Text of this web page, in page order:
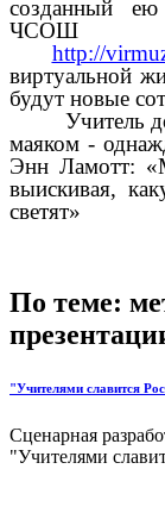
созданный
ЧСОШ
http://
виртуальной
будут новые
Учитель
маяком -
Энн Ламотт:
выискивая,
светят»
По теме:
"Учителями славится
Сценарная
"Учителями